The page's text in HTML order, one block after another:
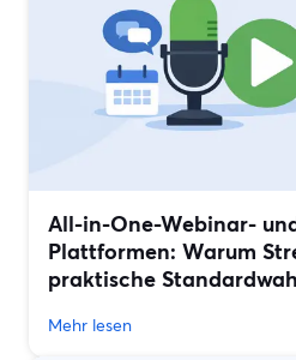
All-in-One-Webinar-
Plattformen: Warum
praktische
Mehr lesen